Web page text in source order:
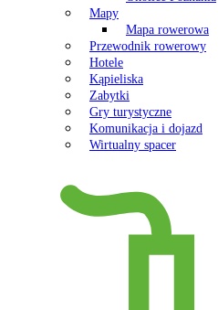
Mapy
Mapa rowerowa
Przewodnik rowerowy
Hotele
Kąpieliska
Zabytki
Gry turystyczne
Komunikacja i dojazd
Wirtualny spacer